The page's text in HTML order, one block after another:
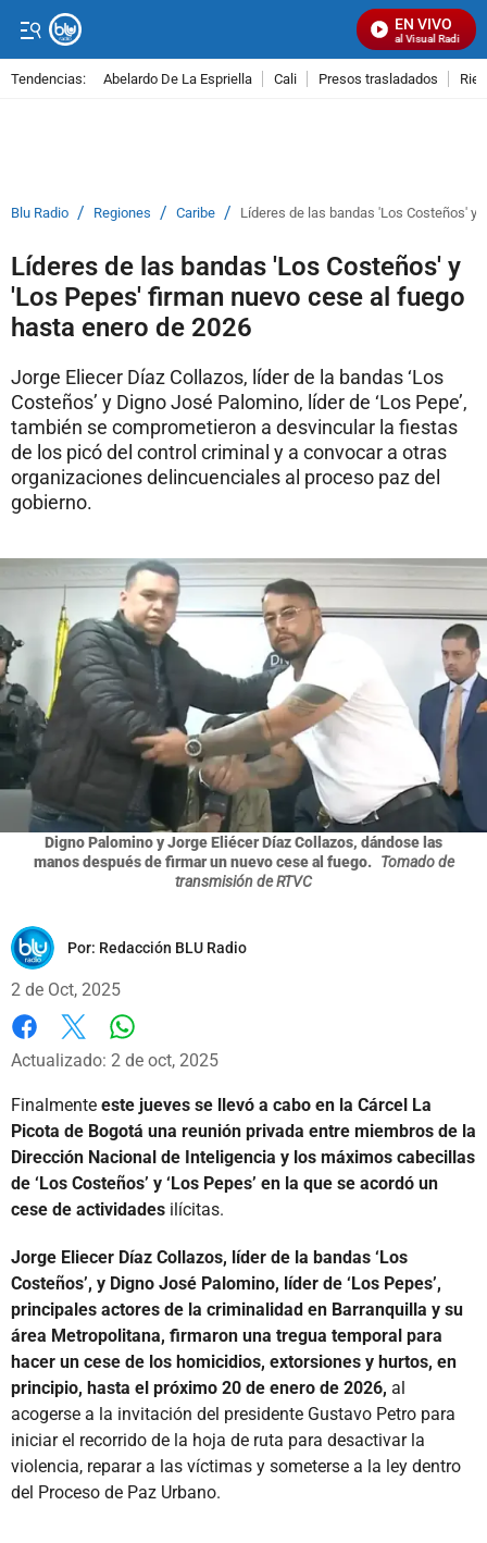
EN VIVO
Señal Visual Radio
Tendencias: Abelardo De La Espriella Cali Presos trasladados
Blu Radio / Regiones / Caribe / Líderes de las bandas 'Los Costeños' y
Líderes de las bandas 'Los Costeños' y
'Los Pepes' firman nuevo cese al fuego
hasta enero de 2026
Jorge Eliecer Díaz Collazos, líder de la bandas ‘Los
Costeños’ y Digno José Palomino, líder de ‘Los Pepe’,
también se comprometieron a desvincular la fiestas
de los picó del control criminal y a convocar a otras
organizaciones delincuenciales al proceso paz del
gobierno.
Digno Palomino y Jorge Eliécer Díaz Collazos, dándose las
manos después de firmar un nuevo cese al fuego. Tomado de
transmisión de RTVC
Por: Redacción BLU Radio
2 de Oct, 2025
Facebook
X
Actualizado: 2 de oct, 2025
Finalmente este jueves se llevó a cabo en la Cárcel La
Picota de Bogotá una reunión privada entre miembros de la
Dirección Nacional de Inteligencia y los máximos cabecillas
de ‘Los Costeños’ y ‘Los Pepes’ en la que se acordó un
cese de actividades ilícitas.
Jorge Eliecer Díaz Collazos, líder de la bandas ‘Los
Costeños’, y Digno José Palomino, líder de ‘Los Pepes’,
principales actores de la criminalidad en Barranquilla y su
área Metropolitana, firmaron una tregua temporal para
hacer un cese de los homicidios, extorsiones y hurtos, en
principio, hasta el próximo 20 de enero de 2026, al
acogerse a la invitación del presidente Gustavo Petro para
iniciar el recorrido de la hoja de ruta para desactivar la
violencia, reparar a las víctimas y someterse a la ley dentro
del Proceso de Paz Urbano.